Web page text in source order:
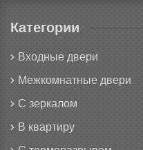
Категории
Входные двери
Межкомнатные двери
С зеркалом
В квартиру